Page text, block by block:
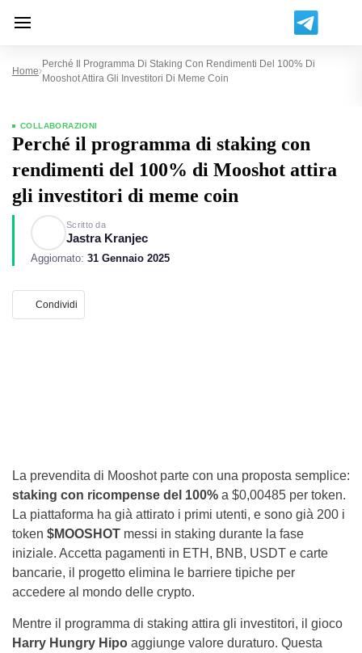
Home
Perché Il Programma Di Staking Con Rendimenti Del 100% Di
Mooshot Attira Gli Investitori Di Meme Coin
COLLABORAZIONI
Perché il programma di staking con
rendimenti del 100% di Mooshot attira
gli investitori di meme coin
Scritto da
Jastra Kranjec
Aggiornato: 31 Gennaio 2025
Condividi
La prevendita di Mooshot parte con una proposta semplice:
staking con ricompense del 100% a $0,00485 per token.
La piattaforma ha già attirato i primi utenti, e sono già 200 i
token $MOOSHOT messi in staking durante la fase
iniziale. Accetta pagamenti in ETH, BNB, USDT e carte
bancarie, il progetto elimina le barriere tipiche per
accedere al mondo delle crypto.
Mentre il programma di staking attira gli investitori, il gioco
Harry Hungry Hipo aggiunge valore duraturo. Questa